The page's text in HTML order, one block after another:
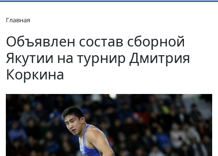
Главная
Объявлен состав сборной
Якутии на турнир Дмитрия
Коркина